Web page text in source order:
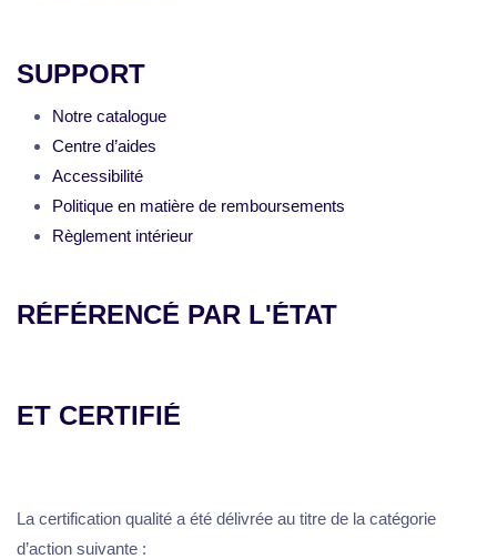
SUPPORT
Notre catalogue
Centre d’aides
Accessibilité
Politique en matière de remboursements
Règlement intérieur
RÉFÉRENCÉ PAR L'ÉTAT
ET CERTIFIÉ
La certification qualité a été délivrée au titre de la catégorie
d’action suivante :